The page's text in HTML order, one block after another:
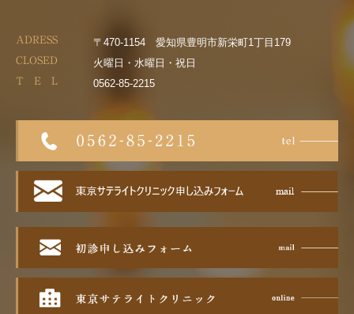
ADRESS 〒470-1154 愛知県豊明市新栄町1丁目179
CLOSED 火曜日・水曜日・祝日
T E L 0562-85-2215